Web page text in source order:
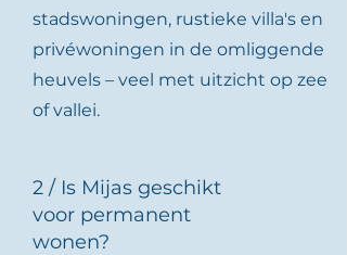
stadswoningen, rustieke villa's en
privéwoningen in de omliggende
heuvels – veel met uitzicht op zee
of vallei.
2 / Is Mijas geschikt
voor permanent
wonen?